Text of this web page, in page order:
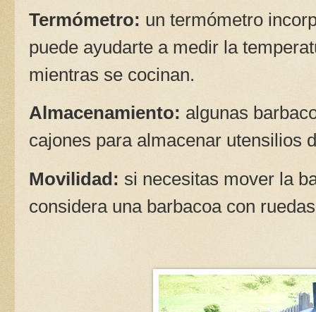
Termómetro: un termómetro
puede ayudarte a medir la
mientras se cocinan.
Almacenamiento: algunas
cajones para almacenar utensilios
Movilidad: si necesitas mover la
considera una barbacoa con